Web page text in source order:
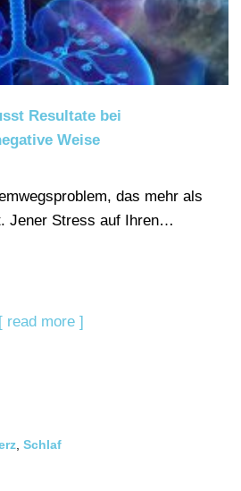
Resultate bei
Weise
das mehr als
Jener Stress auf Ihren…
[ read more ]
Schlaf